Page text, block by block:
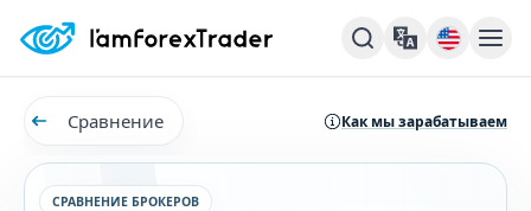
Сравнение Как мы зарабатываем
СРАВНЕНИЕ БРОКЕРОВ